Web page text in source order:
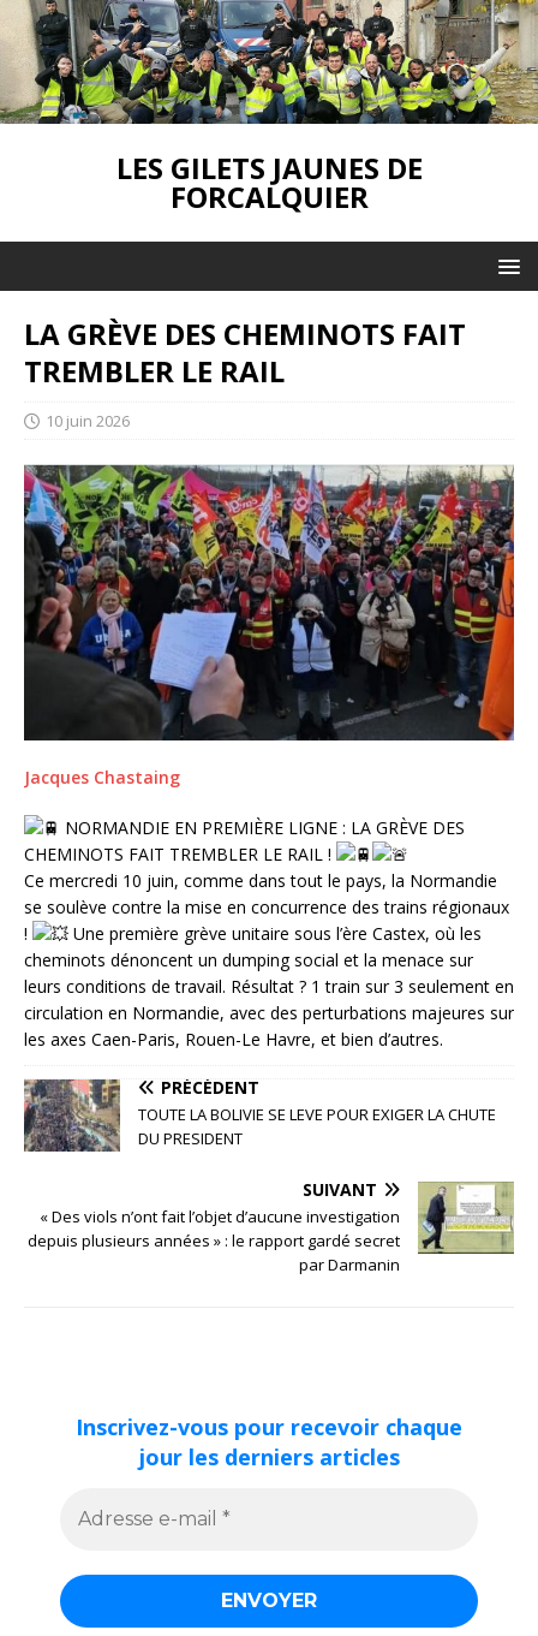
LES GILETS JAUNES DE
FORCALQUIER
LA GRÈVE DES CHEMINOTS FAIT
TREMBLER LE RAIL
10 juin 2026
Jacques Chastaing
NORMANDIE EN PREMIÈRE LIGNE : LA GRÈVE DES
CHEMINOTS FAIT TREMBLER LE RAIL !
Ce mercredi 10 juin, comme dans tout le pays, la Normandie
se soulève contre la mise en concurrence des trains régionaux
!
Une première grève unitaire sous l’ère Castex, où les
cheminots dénoncent un dumping social et la menace sur
leurs conditions de travail. Résultat ? 1 train sur 3 seulement en
circulation en Normandie, avec des perturbations majeures sur
les axes Caen-Paris, Rouen-Le Havre, et bien d’autres.
PRÉCÉDENT
TOUTE LA BOLIVIE SE LEVE POUR EXIGER LA CHUTE
DU PRESIDENT
SUIVANT
« Des viols n’ont fait l’objet d’aucune investigation
depuis plusieurs années » : le rapport gardé secret
par Darmanin
Inscrivez-vous pour recevoir chaque
jour les derniers articles